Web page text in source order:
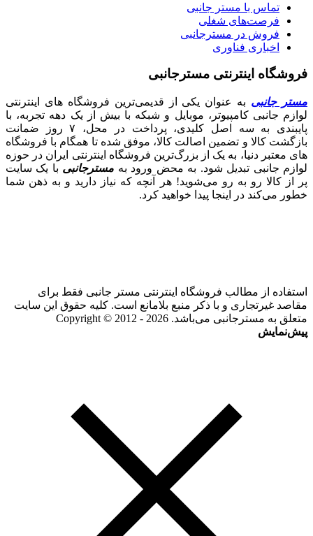
تماس با مستر جانبی
فرصت‌های شغلی
فروش در مسترجانبی
اخباری فناوری
فروشگاه اینترنتی مسترجانبی
مستر جانبی به عنوان یکی از قدیمی‌ترین فروشگاه های اینترنتی
لوازم جانبی کامپیوتر، موبایل و شبکه با بیش از یک دهه تجربه، با
پایبندی به سه اصل کلیدی، پرداخت در محل، ۷ روز ضمانت
بازگشت کالا و تضمین اصالت کالا، موفق شده تا همگام با فروشگاه‌
های معتبر دنیا، به یک از بزرگ‌ترین فروشگاه اینترنتی ایران در حوزه
لوازم جانبی تبدیل شود. به محض ورود به مسترجانبی با یک سایت
پر از کالا رو به رو می‌شوید! هر آنچه که نیاز دارید و به ذهن شما
خطور می‌کند در اینجا پیدا خواهید کرد.
استفاده از مطالب فروشگاه اینترنتی مستر جانبی فقط برای
مقاصد غیرتجاری و با ذکر منبع بلامانع است. کلیه حقوق این سایت
متعلق به مسترجانبی می‌باشد. Copyright © 2012 - 2026
پیش‌نمایش